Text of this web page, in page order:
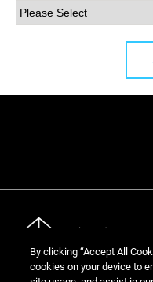
By clicking “Accept All
cookies on your device to